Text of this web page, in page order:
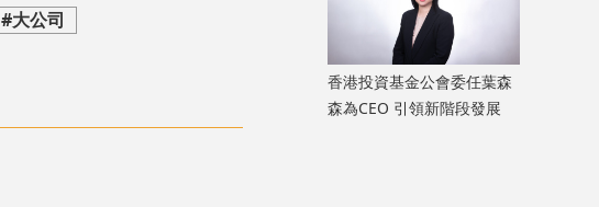
#大公司
香港投資基金公會委任葉森
森為CEO 引領新階段發展